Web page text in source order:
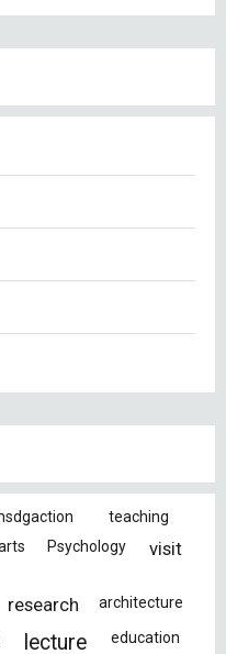
teaching
Psychology visit
research architecture
lecture
education